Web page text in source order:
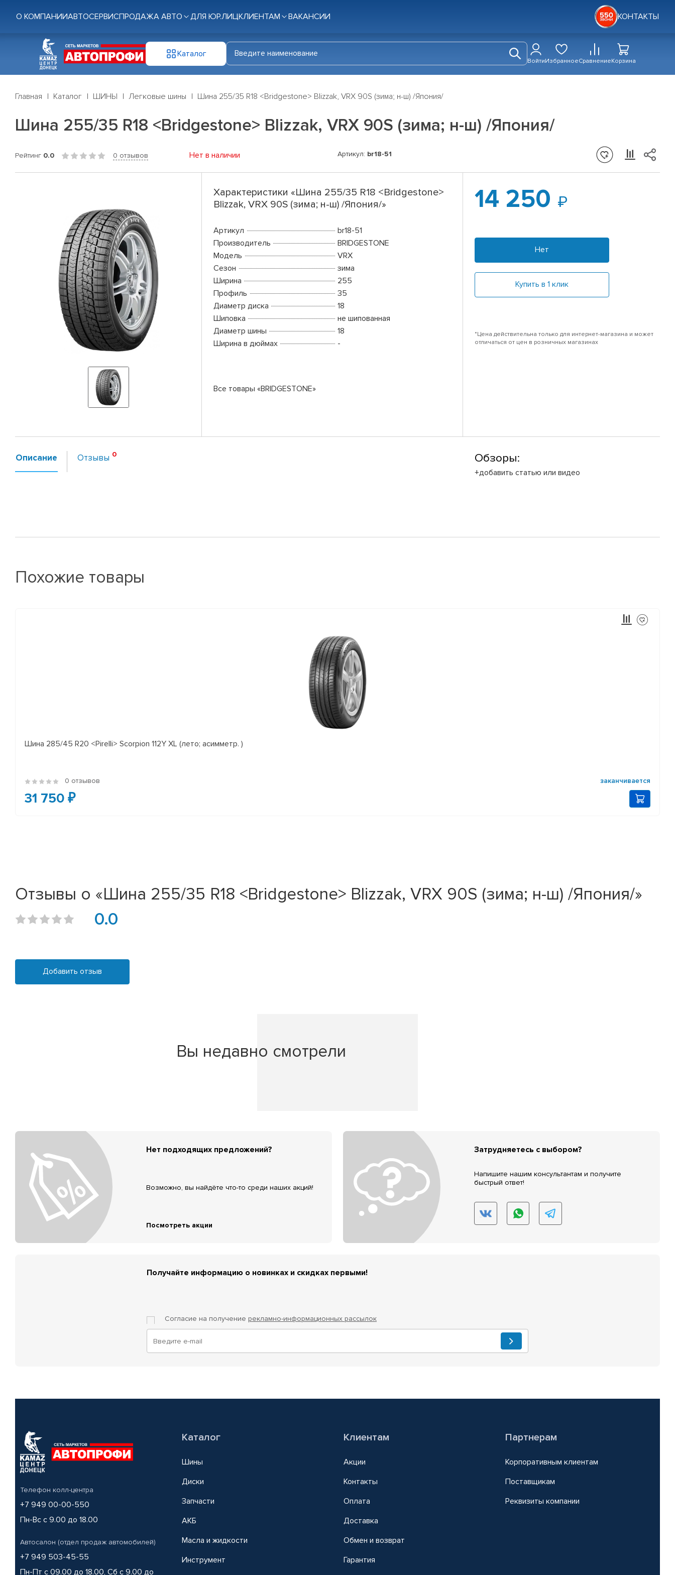
О КОМПАНИИАВТОСЕРВИСПРОДАЖА АВТО ДЛЯ ЮР.ЛИЦКЛИЕНТАМ ВАКАНСИИ КОНТАКТЫ
Каталог
ВойтиИзбранноеСравнениеКорзина
Главная Каталог ШИНЫ Легковые шины Шина 255/35 R18 <Bridgestone> Blizzak, VRX 90S (зима; н-ш) /Япония/
Шина 255/35 R18 <Bridgestone> Blizzak, VRX 90S (зима; н-ш) /Япония/
Рейтинг 0.0 0 отзывов Нет в наличии Артикул: br18-51
Характеристики «Шина 255/35 R18 <Bridgestone>
Blizzak, VRX 90S (зима; н-ш) /Япония/»
Артикул
br18-51
Производитель
BRIDGESTONE
Модель
VRX
Сезон
зима
Ширина
255
Профиль
35
Диаметр диска
18
Шиповка
не шипованная
Диаметр шины
18
Ширина в дюймах
-
Все товары «BRIDGESTONE»
14 250
Нет
Купить в 1 клик
*Цена действительна только для интернет-магазина и может
отличаться от цен в розничных магазинах
Описание Отзывы Обзоры:
+добавить статью или видео
Похожие товары
Шина 285/45 R20 <Pirelli> Scorpion 112Y XL (лето; асимметр. )
0 отзывов заканчивается
31 750 ₽
Отзывы о «Шина 255/35 R18 <Bridgestone> Blizzak, VRX 90S (зима; н-ш) /Япония/»
0.0
Добавить отзыв
Вы недавно смотрели
Нет подходящих предложений?
Возможно, вы найдёте что-то среди наших акций!
Посмотреть акции
Затрудняетесь с выбором?
Напишите нашим консультантам и получите
быстрый ответ!
Получайте информацию о новинках и скидках первыми!
Согласие на получение рекламно-информационных рассылок
Телефон колл-центра
+7 949 00-00-550
Пн-Вс с 9.00 до 18.00
Автосалон (отдел продаж автомобилей)
+7 949 503-45-55
Пн-Пт с 09.00 до 18.00, Сб с 9.00 до
Каталог
Шины
Диски
Запчасти
АКБ
Масла и жидкости
Инструмент
Клиентам
Акции
Контакты
Оплата
Доставка
Обмен и возврат
Гарантия
Партнерам
Корпоративным клиентам
Поставщикам
Реквизиты компании